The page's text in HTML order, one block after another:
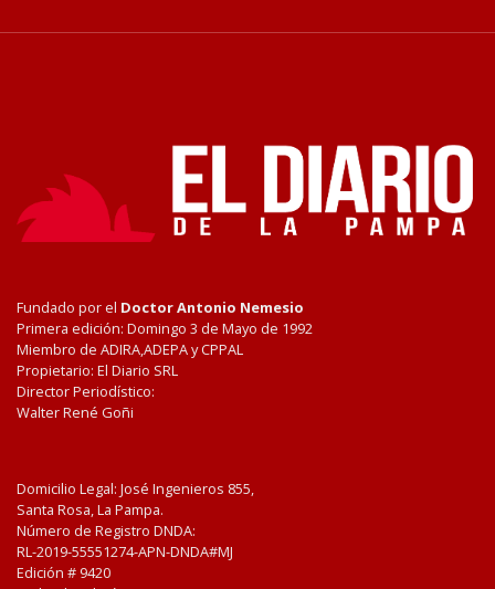
Fundado por el Doctor Antonio Nemesio
Primera edición: Domingo 3 de Mayo de 1992
Miembro de ADIRA,ADEPA y CPPAL
Propietario: El Diario SRL
Director Periodístico:
Walter René Goñi
Domicilio Legal: José Ingenieros 855,
Santa Rosa, La Pampa.
Número de Registro DNDA:
RL-2019-55551274-APN-DNDA#MJ
Edición # 9420